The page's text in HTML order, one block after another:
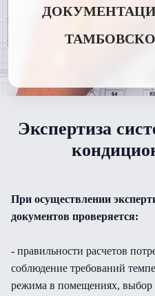
Экспертиза
При осуществлении
документов проверяется:
- правильности расчетов
соблюдение требований
режима в помещениях, выбор